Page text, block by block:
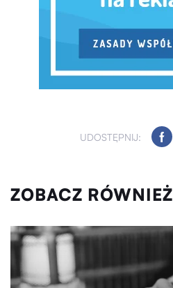
UDOSTĘPNIJ:
ZOBACZ RÓWNIEŻ